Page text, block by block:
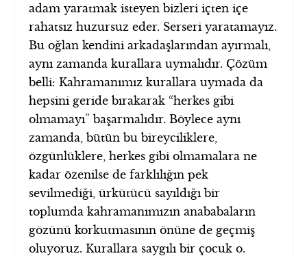
adam yaratmak isteyen bizleri içten içe
rahatsız huzursuz eder. Serseri yaratamayız.
Bu oğlan kendini arkadaşlarından ayırmalı,
aynı zamanda kurallara uymalıdır. Çözüm
belli: Kahramanımız kurallara uymada da
hepsini geride bırakarak “herkes gibi
olmamayı” başarmalıdır. Böylece aynı
zamanda, bütün bu bireyciliklere,
özgünlüklere, herkes gibi olmamalara ne
kadar özenilse de farklılığın pek
sevilmediği, ürkütücü sayıldığı bir
toplumda kahramanımızın anababaların
gözünü korkutmasının önüne de geçmiş
oluyoruz. Kurallara saygılı bir çocuk o.